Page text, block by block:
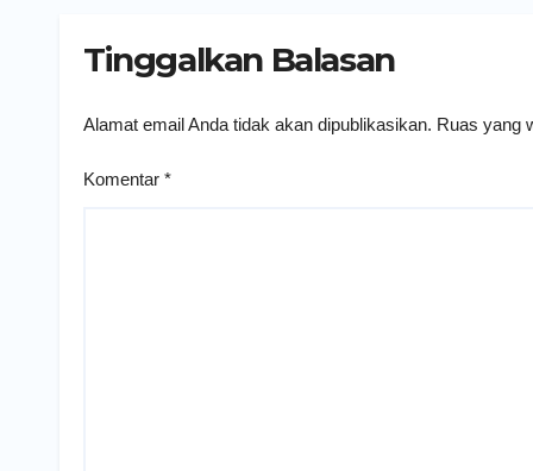
Tinggalkan Balasan
Alamat email Anda tidak akan dipublikasikan. Ruas yang
Komentar *